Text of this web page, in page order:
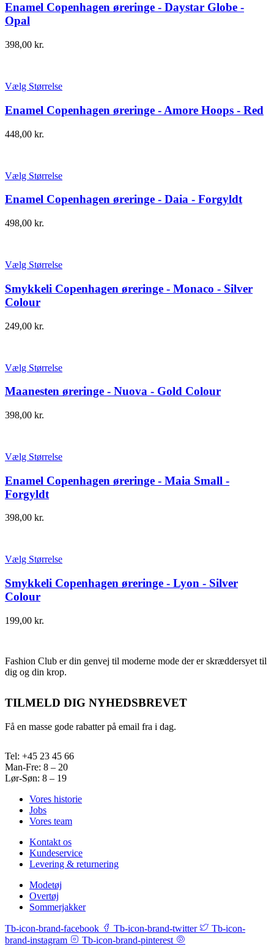
Enamel Copenhagen øreringe - Daystar Globe -
Opal
398,00 kr.
Vælg Størrelse
Enamel Copenhagen øreringe - Amore Hoops - Red
448,00 kr.
Vælg Størrelse
Enamel Copenhagen øreringe - Daia - Forgyldt
498,00 kr.
Vælg Størrelse
Smykkeli Copenhagen øreringe - Monaco - Silver
Colour
249,00 kr.
Vælg Størrelse
Maanesten øreringe - Nuova - Gold Colour
398,00 kr.
Vælg Størrelse
Enamel Copenhagen øreringe - Maia Small -
Forgyldt
398,00 kr.
Vælg Størrelse
Smykkeli Copenhagen øreringe - Lyon - Silver
Colour
199,00 kr.
Fashion Club er din genvej til moderne mode der er skræddersyet til
dig og din krop.
TILMELD DIG NYHEDSBREVET
Få en masse gode rabatter på email fra i dag.
Tel: +45 23 45 66
Man-Fre: 8 – 20
Lør-Søn: 8 – 19
Vores historie
Jobs
Vores team
Kontakt os
Kundeservice
Levering & returnering
Modetøj
Overtøj
Sommerjakker
Tb-icon-brand-facebook Tb-icon-brand-twitter
Tb-icon-
brand-instagram
Tb-icon-brand-pinterest